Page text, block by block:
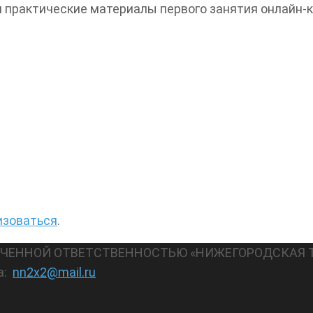
материалы первого занятия онлайн-
.
ОТВЕТСТВЕННОСТЬЮ «НИЖЕГОРОДСКАЯ
nn2x2@mail.ru